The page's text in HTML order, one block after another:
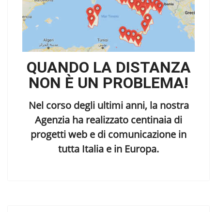
QUANDO LA DISTANZA
NON È UN PROBLEMA!
Nel corso degli ultimi anni, la nostra
Agenzia ha realizzato centinaia di
progetti web e di comunicazione in
tutta Italia e in Europa.